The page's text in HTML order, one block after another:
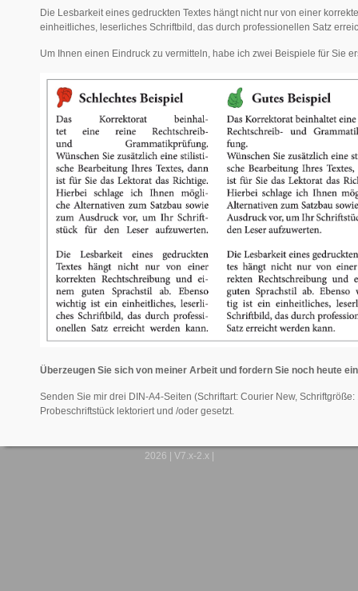
Die Lesbarkeit eines gedruckten Textes hängt nicht nur von einer
einheitliches, leserliches Schriftbild, das durch professionellen Satz
Um Ihnen einen Eindruck zu vermitteln, habe ich zwei Beispiele für Sie
Überzeugen Sie sich von meiner Arbeit und fordern Sie noch heute
Senden Sie mir drei DIN-A4-Seiten (Schriftart: Courier New,
Probeschriftstück lektoriert und /oder gesetzt.
2026 | V7.x-2.x |